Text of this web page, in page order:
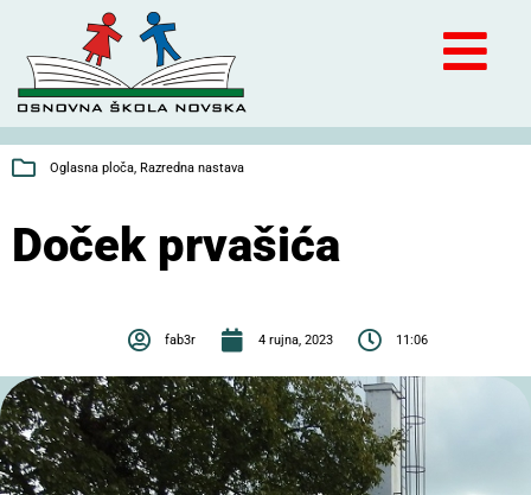
Oglasna ploča, Razredna nastava
Doček prvašića
fab3r 4 rujna, 2023 11:06